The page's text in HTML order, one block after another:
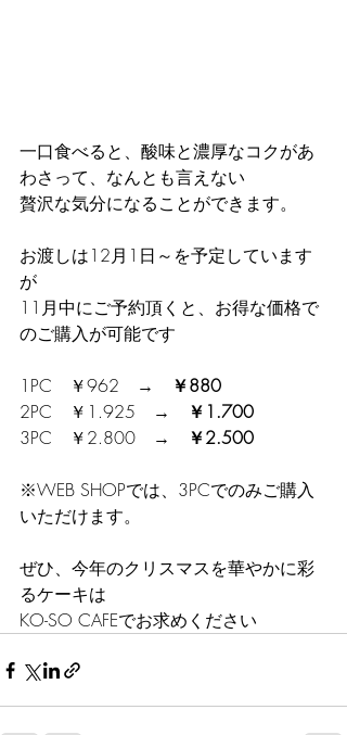
一口食べると、酸味と濃厚なコクがあ
わさって、なんとも言えない
贅沢な気分になることができます。
お渡しは12月1日～を予定しています
が
11月中にご予約頂くと、お得な価格で
のご購入が可能です
1PC　￥962　→
￥880
2PC　￥1.925　→
￥1.700
3PC　￥2.800　→
￥2.500
※WEB SHOPでは、3PCでのみご購入
いただけます。
ぜひ、今年のクリスマスを華やかに彩
るケーキは
KO-SO CAFEでお求めください